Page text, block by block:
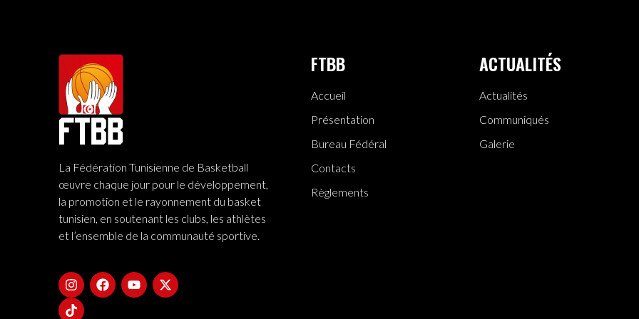
La Fédération Tunisienne de Basketball
œuvre chaque jour pour le développement,
la promotion et le rayonnement du basket
tunisien, en soutenant les clubs, les athlètes
et l’ensemble de la communauté sportive.
FTBB
Accueil
Présentation
Bureau Fédéral
Contacts
Règlements
ACTUALITÉS
Actualités
Communiqués
Galerie